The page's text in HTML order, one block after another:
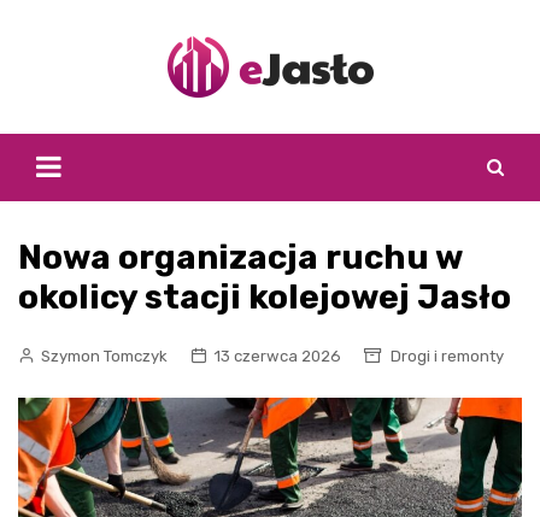
Nowa organizacja ruchu w
okolicy stacji kolejowej Jasło
Szymon Tomczyk 13 czerwca 2026 Drogi i remonty